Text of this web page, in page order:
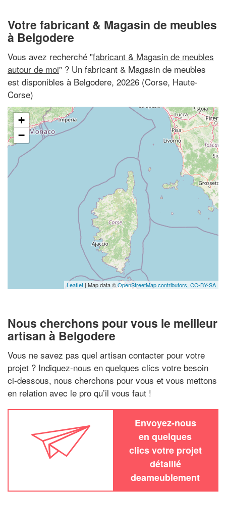
Votre fabricant & Magasin de meubles
à Belgodere
Vous avez recherché "fabricant & Magasin de meubles
autour de moi" ? Un fabricant & Magasin de meubles
est disponibles à Belgodere, 20226 (Corse, Haute-
Corse)
+
−
Leaflet | Map data ©OpenStreetMap contributors, CC-BY-SA
Nous cherchons pour vous le meilleur
artisan à Belgodere
Vous ne savez pas quel artisan contacter pour votre
projet ? Indiquez-nous en quelques clics votre besoin
ci-dessous, nous cherchons pour vous et vous mettons
en relation avec le pro qu’il vous faut !
Envoyez-nous
en quelques
clics votre projet
détaillé
deameublement